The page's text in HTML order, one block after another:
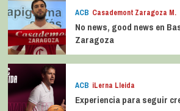
ACB Casademont Zaragoza M.
No news, good news en
Zaragoza
ACB iLerna Lleida
Experiencia para seguir